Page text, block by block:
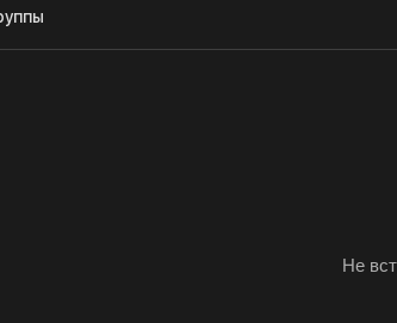
Не